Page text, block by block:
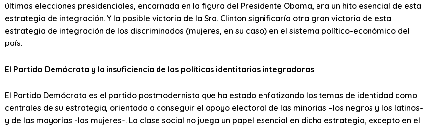
últimas elecciones presidenciales, encarnada en la figura del Presidente Obama, era un hito esencial de esta
estrategia de integración. Y la posible victoria de la Sra. Clinton significaría otra gran victoria de esta
estrategia de integración de los discriminados (mujeres, en su caso) en el sistema político-económico del
país.
El Partido Demócrata y la insuficiencia de las políticas identitarias integradoras
El Partido Demócrata es el partido postmodernista que ha estado enfatizando los temas de identidad como
centrales de su estrategia, orientada a conseguir el apoyo electoral de las minorías –los negros y los latinos-
y de las mayorías -las mujeres-. La clase social no juega un papel esencial en dicha estrategia, excepto en el